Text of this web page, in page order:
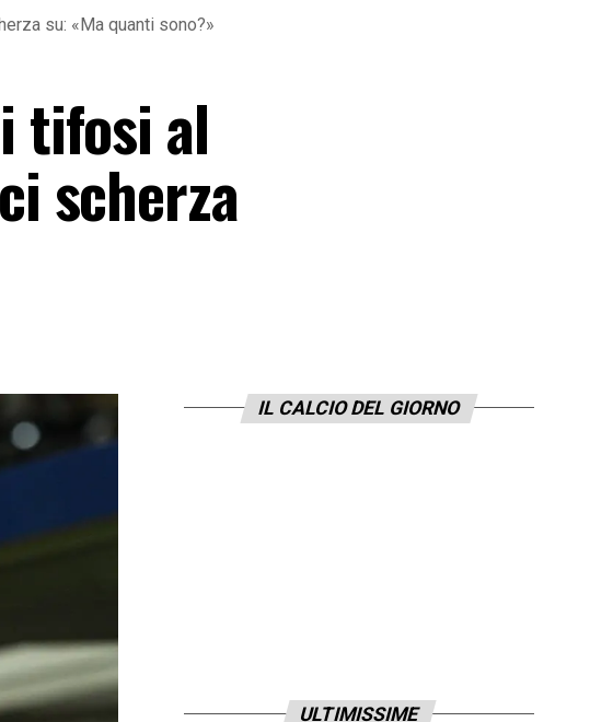
su: «Ma quanti sono?»
tifosi al
scherza
IL CALCIO DEL GIORNO
ULTIMISSIME